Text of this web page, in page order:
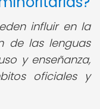
influir en la
de las lenguas
y enseñanza,
oficiales y